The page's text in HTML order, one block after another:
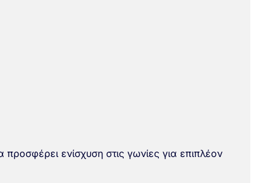
ενίσχυση στις γωνίες για επιπλέον